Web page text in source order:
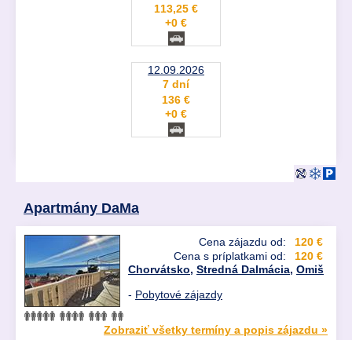
113,25 €
+0 €
12.09.2026
7 dní
136 €
+0 €
Apartmány DaMa
Cena zájazdu od:
120 €
Cena s príplatkami od:
120 €
Chorvátsko, Stredná Dalmácia, Omiš
- Pobytové zájazdy
Zobraziť všetky termíny a popis zájazdu »